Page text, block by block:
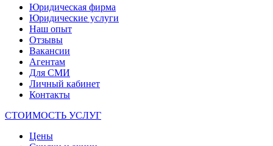
Юридическая фирма
Юридические услуги
Наш опыт
Отзывы
Вакансии
Агентам
Для СМИ
Личный кабинет
Контакты
СТОИМОСТЬ УСЛУГ
Цены